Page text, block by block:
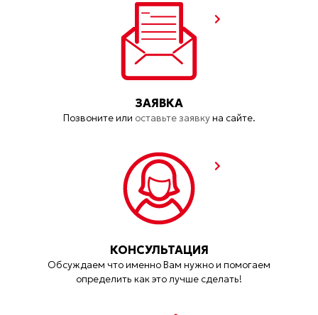
ЗАЯВКА
Позвоните или оставьте заявкуна сайте.
КОНСУЛЬТАЦИЯ
Обсуждаем что именно Вам нужно и помогаем
определить как это лучше сделать!